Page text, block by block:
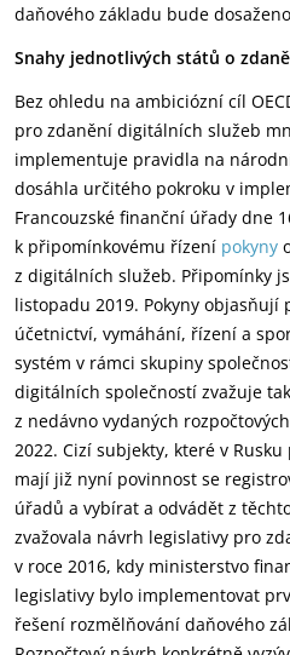
daňového základu bude
Snahy jednotlivých států o
Bez ohledu na ambiciózní cíl
pro zdanění digitálních služeb
implementuje pravidla na
dosáhla určitého pokroku v
Francouzské finanční úřady dne
k připomínkovému řízení pokyny
z digitálních služeb. Připomínky
listopadu 2019. Pokyny objasňují
účetnictví, vymáhání, řízení a
systém v rámci skupiny
digitálních společností zvažuje
z nedávno vydaných
2022. Cizí subjekty, které v
mají již nyní povinnost se
úřadů a vybírat a odvádět z
zvažovala návrh legislativy pro
v roce 2016, kdy ministerstvo
legislativy bylo implementovat
řešení rozmělňování daňového